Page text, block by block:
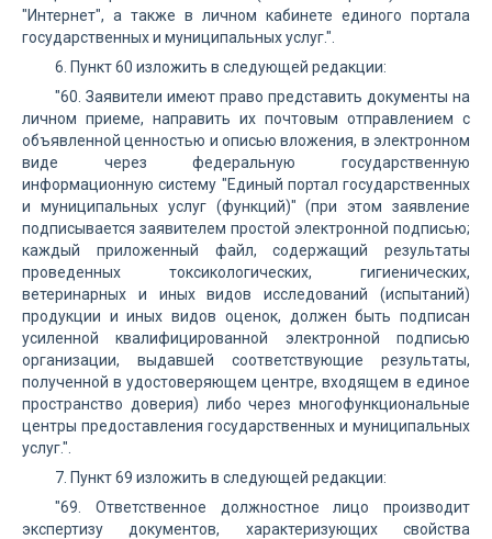
"Интернет", а также в личном кабинете единого портала
государственных и муниципальных услуг.".
6. Пункт 60 изложить в следующей редакции:
"60. Заявители имеют право представить документы на
личном приеме, направить их почтовым отправлением с
объявленной ценностью и описью вложения, в электронном
виде через федеральную государственную
информационную систему "Единый портал государственных
и муниципальных услуг (функций)" (при этом заявление
подписывается заявителем простой электронной подписью;
каждый приложенный файл, содержащий результаты
проведенных токсикологических, гигиенических,
ветеринарных и иных видов исследований (испытаний)
продукции и иных видов оценок, должен быть подписан
усиленной квалифицированной электронной подписью
организации, выдавшей соответствующие результаты,
полученной в удостоверяющем центре, входящем в единое
пространство доверия) либо через многофункциональные
центры предоставления государственных и муниципальных
услуг.".
7. Пункт 69 изложить в следующей редакции:
"69. Ответственное должностное лицо производит
экспертизу документов, характеризующих свойства